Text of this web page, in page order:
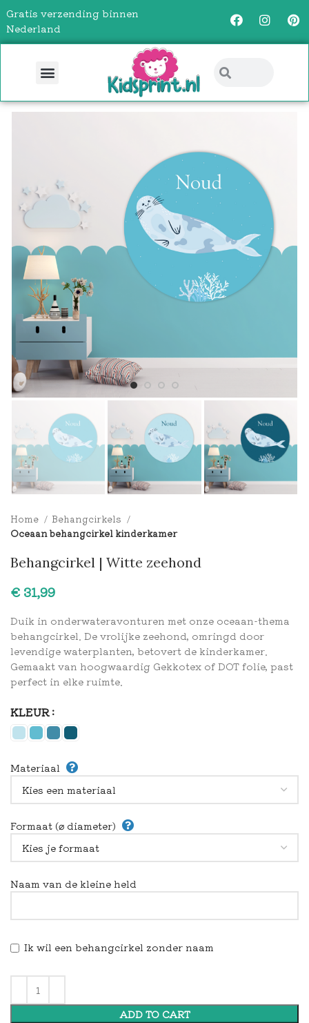
Gratis verzending binnen
Nederland
Home
Behangcirkels
Oceaan behangcirkel kinderkamer
Behangcirkel | Witte zeehond
€
Duik in onderwateravonturen met onze oceaan-thema
behangcirkel. De vrolijke zeehond, omringd door
levendige waterplanten, betovert de kinderkamer.
Gemaakt van hoogwaardig Gekkotex of DOT folie, past
perfect in elke ruimte.
KLEUR
Materiaal
Formaat (⌀ diameter)
Naam van de kleine held
Ik wil een behangcirkel zonder naam
ADD TO CART